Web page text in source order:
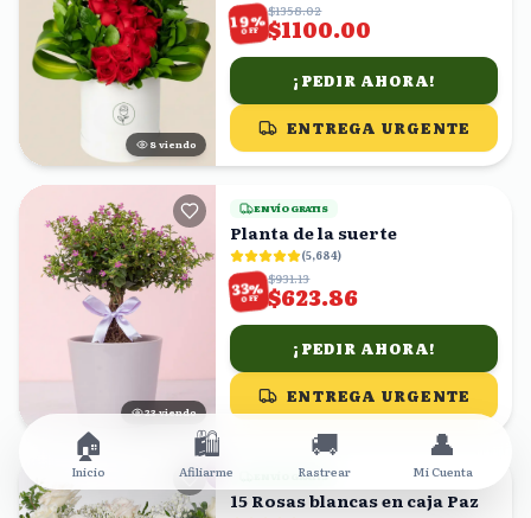
7 viendo
19%
OFF
$1358.02
$1100.00
¡PEDIR AHORA!
ENTREGA URGENTE
23viendo
ENVÍO GRATIS
Planta de la suerte
(5,684)
33%
OFF
$931.13
$623.86
¡PEDIR AHORA!
ENTREGA URGENTE
ENVÍO GRATIS
15 Rosas blancas en caja Paz
🏠
Inicio
🛍️
Afiliarme
🚚
Rastrear
👤
Mi Cuenta